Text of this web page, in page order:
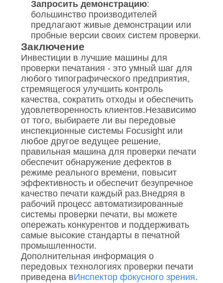
Запросить демонстрацию:
большинство производителей
предлагают живые демонстрации или
пробные версии своих систем проверки.
Заключение
Инвестиции в лучшие машины для
проверки печатания - это умный шаг для
любого типографического предприятия,
стремящегося улучшить контроль
качества, сократить отходы и обеспечить
удовлетворенность клиентов.Независимо
от того, выбираете ли вы передовые
инспекционные системы Focusight или
любое другое ведущее решение,
правильная машина для проверки печати
обеспечит обнаружение дефектов в
режиме реального времени, повысит
эффективность и обеспечит безупречное
качество печати каждый раз.Внедряя в
рабочий процесс автоматизированные
системы проверки печати, вы можете
опережать конкурентов и поддерживать
самые высокие стандарты в печатной
промышленности.
Дополнительная информация о
передовых технологиях проверки печати
приведена вИнспектор фокусного зрения.